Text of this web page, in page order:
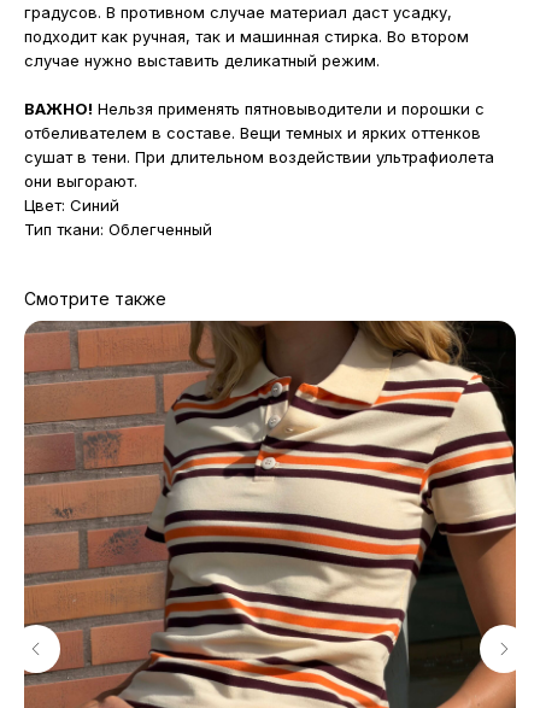
градусов. В противном случае материал даст усадку,
подходит как ручная, так и машинная стирка. Во втором
случае нужно выставить деликатный режим.
ВАЖНО! Нельзя применять пятновыводители и порошки с
отбеливателем в составе. Вещи темных и ярких оттенков
сушат в тени. При длительном воздействии ультрафиолета
они выгорают.
Цвет: Синий
Тип ткани: Облегченный
Смотрите также
МАГАЗИНЫ
Потрогать, примерить,
ВЛЮБИТЬСЯ И КУПИТЬ
наш бренд вы можете по адресу